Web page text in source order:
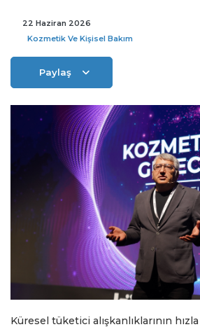
22 Haziran 2026
Kozmetik Ve Kişisel Bakım
Paylaş
Küresel tüketici alışkanlıklarının